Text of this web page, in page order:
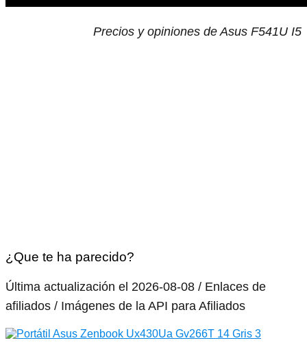
Precios y opiniones de Asus F541U I5
¿Que te ha parecido?
Última actualización el 2026-08-08 / Enlaces de
afiliados / Imágenes de la API para Afiliados